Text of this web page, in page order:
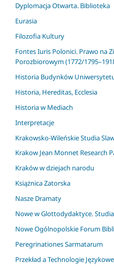
Dyplomacja Otwarta. Biblioteka
Eurasia
Filozofia Kultury
Fontes Iuris Polonici. Prawo na
Porozbiorowym (1772/
Historia Budynków
Historia, Hereditas, Ecclesia
Historia w Mediach
Interpretacje
Krakowsko-Wileńskie Studia
Krakow Jean Monnet Research
Kraków w dziejach narodu
Książnica Zatorska
Nasze Dramaty
Nowe w Glottodydaktyce.
Nowe Ogólnopolskie Forum
Peregrinationes Sarmatarum
Przekład a Technologie Językowe